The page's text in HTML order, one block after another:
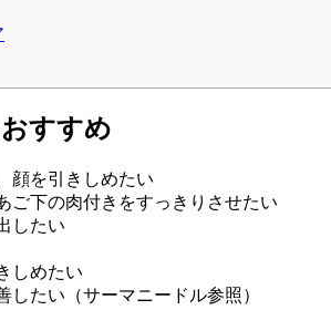
すすめ
顔を引きしめたい
ご下の肉付きをすっきりさせたい
したい
しめたい
したい（サーマニードル参照）